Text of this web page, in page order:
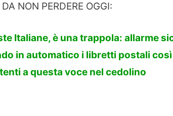
NON PERDERE OGGI:
Italiane, è una trappola: allarme
in automatico i libretti postali così
a questa voce nel cedolino